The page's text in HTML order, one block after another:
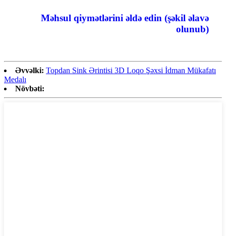
Məhsul qiymətlərini əldə edin (şəkil əlavə
olunub)
Əvvəlki: Topdan Sink Ərintisi 3D Loqo Şəxsi İdman Mükafatı
Medalı
Növbəti: